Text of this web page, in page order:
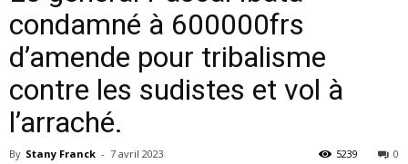
condamné à 600000frs
d’amende pour tribalisme
contre les sudistes et vol à
l’arraché.
By Stany Franck - 7 avril 2023 0
5239